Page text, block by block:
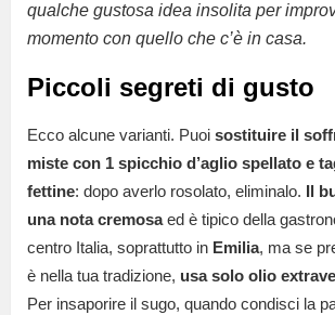
qualche gustosa idea insolita per
momento con quello che c’è in casa.
Piccoli segreti di gusto
Ecco alcune varianti. Puoi sostituire il
miste con 1 spicchio d’aglio spellato e
fettine: dopo averlo rosolato, eliminalo. Il
una nota cremosaed è tipico della
centro Italia, soprattutto in Emilia, ma se
è nella tua tradizione, usa solo olio
Per insaporire il sugo, quando condisci la